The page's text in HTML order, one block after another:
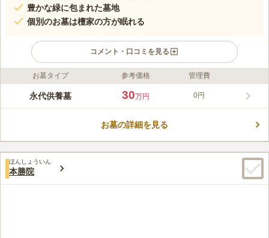
豊かな緑に包まれた墓地
個別のお墓は檀家の方が眠れる
コメント・口コミを見る
ライフドット編集部のコメント
豊かな緑が印象的で、心地良い風を感じられる寺院墓地です。
は永代供養で、5霊まで受け入れが可能です。 おひとり様やお墓
口コミ評価
みんなの評価
お寺まで行く途中にス－パ－やお花屋さんが有ってお供え物やお
お墓タイプ 参考価格 管理費
永代供養墓 30万円 0円
お墓の詳細を見る
ほんしょういん
本勝院